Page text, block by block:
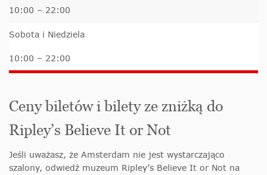
10:00 – 22:00
Sobota i Niedziela
10:00 – 22:00
Ceny biletów i bilety ze zniżką do
Ripley’s Believe It or Not
Jeśli uważasz, że Amsterdam nie jest wystarczająco
szalony, odwiedź muzeum Ripley’s Believe It or Not na